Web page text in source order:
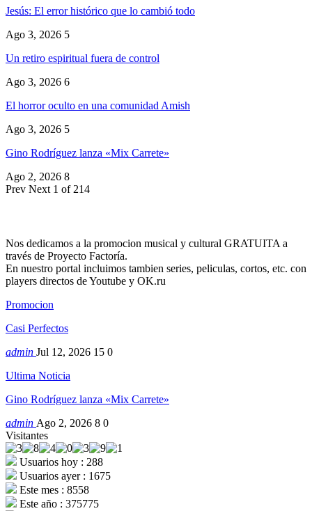
Jesús: El error histórico que lo cambió todo
Ago 3, 2026 5
Un retiro espiritual fuera de control
Ago 3, 2026 6
El horror oculto en una comunidad Amish
Ago 3, 2026 5
Gino Rodríguez lanza «Mix Carrete»
Ago 2, 2026 8
Prev Next 1 of 214
Nos dedicamos a la promocion musical y cultural GRATUITA a
través de Proyecto Factoría.
En nuestro portal incluimos tambien series, peliculas, cortos, etc. con
players directos de Youtube y OK.ru
Promocion
Casi Perfectos
admin Jul 12, 2026 15 0
Ultima Noticia
Gino Rodríguez lanza «Mix Carrete»
admin Ago 2, 2026 8 0
Visitantes
Usuarios hoy : 288
Usuarios ayer : 1675
Este mes : 8558
Este año : 375775